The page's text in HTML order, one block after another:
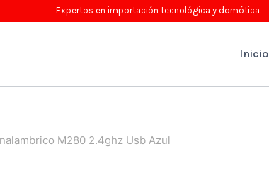
Expertos en importación tecnológica y domótica.
Inicio
M280 2.4ghz Usb Azul